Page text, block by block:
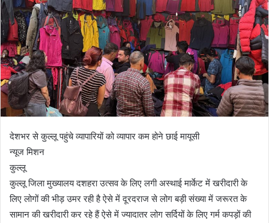
देशभर से कुल्लू पहुंचे व्यापारियों को व्यापार कम होने छाई मायूसी
न्यूज मिशन
कुल्लू
कुल्लू जिला मुख्यालय दशहरा उत्सव के लिए लगी अस्थाई मार्केट में खरीदारी के
लिए लोगों की भीड़ उमर रही है ऐसे में दूरदराज से लोग बड़ी संख्या में जरूरत के
सामान की खरीदारी कर रहे हैं ऐसे में ज्यादातर लोग सर्दियों के लिए गर्म कपड़ों की